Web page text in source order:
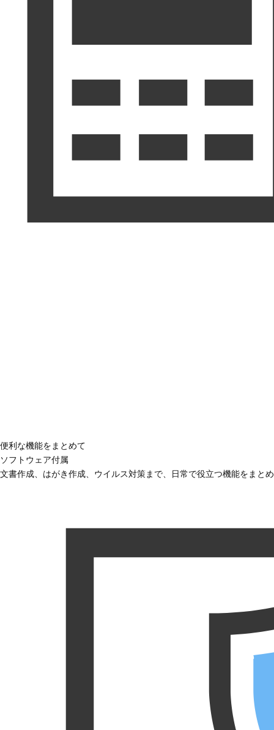
便利な機能をまとめて
ソフトウェア付属
文書作成、はがき作成、ウイルス対策まで、日常で役立つ機能をまと